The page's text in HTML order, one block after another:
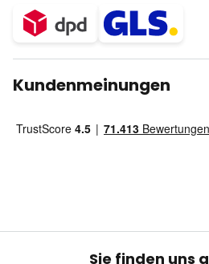
Kundenmeinungen
Sie finden uns